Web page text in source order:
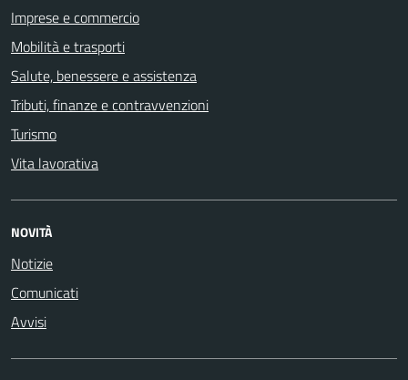
Imprese e commercio
Mobilità e trasporti
Salute, benessere e assistenza
Tributi, finanze e contravvenzioni
Turismo
Vita lavorativa
NOVITÀ
Notizie
Comunicati
Avvisi